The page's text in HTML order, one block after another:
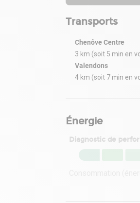
Transports
Chenôve Centre
3 km (soit 5 min en
Valendons
4 km (soit 7 min en
Énergie
Diagnostic de